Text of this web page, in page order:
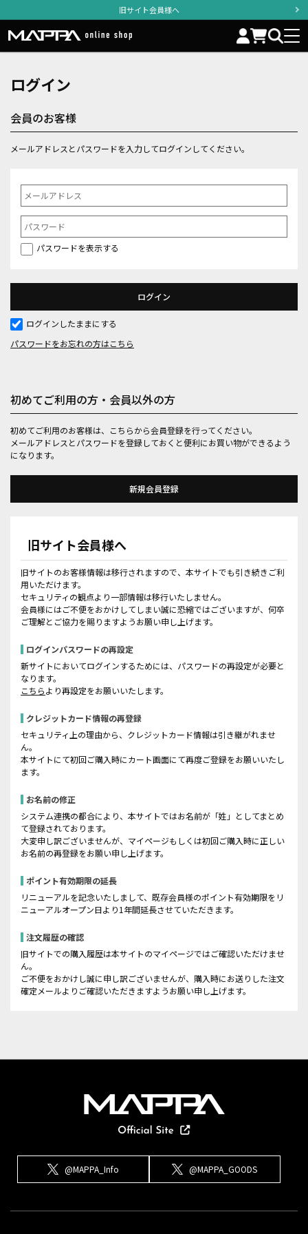
旧サイト会員様へ
ログイン
会員のお客様
メールアドレスとパスワードを入力してログインしてください。
パスワードを表示する
ログインしたままにする
パスワードをお忘れの方はこちら
初めてご利用の方・会員以外の方
初めてご利用のお客様は、こちらから会員登録を行ってください。
メールアドレスとパスワードを登録しておくと便利にお買い物ができるよう
になります。
旧サイト会員様へ
旧サイトのお客様情報は移行されますので、本サイトでも引き続きご利
用いただけます。
セキュリティの観点より一部情報は移行いたしません。
会員様にはご不便をおかけしてしまい誠に恐縮ではございますが、何卒
ご理解とご協力を賜りますようお願い申し上げます。
ログインパスワードの再設定
新サイトにおいてログインするためには、パスワードの再設定が必要と
なります。
こちらより再設定をお願いいたします。
クレジットカード情報の再登録
セキュリティ上の理由から、クレジットカード情報は引き継がれませ
ん。
本サイトにて初回ご購入時にカート画面にて再度ご登録をお願いいたし
ます。
お名前の修正
システム連携の都合により、本サイトではお名前が「姓」としてまとめ
て登録されております。
大変申し訳ございませんが、マイページもしくは初回ご購入時に正しい
お名前の再登録をお願い申し上げます。
ポイント有効期限の延長
リニューアルを記念いたしまして、既存会員様のポイント有効期限をリ
ニューアルオープン日より1年間延長させていただきます。
注文履歴の確認
旧サイトでの購入履歴は本サイトのマイページではご確認いただけませ
ん。
ご不便をおかけし誠に申し訳ございませんが、購入時にお送りした注文
確定メールよりご確認いただきますようお願い申し上げます。
@MAPPA_Info @MAPPA_GOODS